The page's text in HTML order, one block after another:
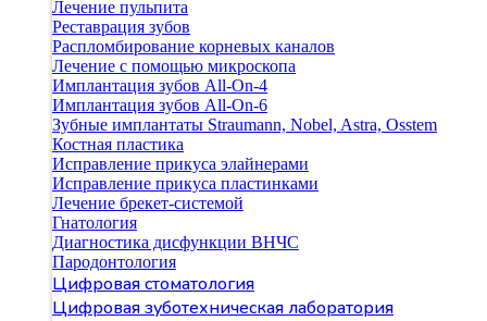
Лечение пульпита
Реставрация зубов
Распломбирование корневых каналов
Лечение с помощью микроскопа
Имплантация зубов All-On-4
Имплантация зубов All-On-6
Зубные имплантаты Straumann, Nobel, Astra, Osstem
Костная пластика
Исправление прикуса элайнерами
Исправление прикуса пластинками
Лечение брекет-системой
Гнатология
Диагностика дисфункции ВНЧС
Пародонтология
Цифровая стоматология
Цифровая зуботехническая лаборатория